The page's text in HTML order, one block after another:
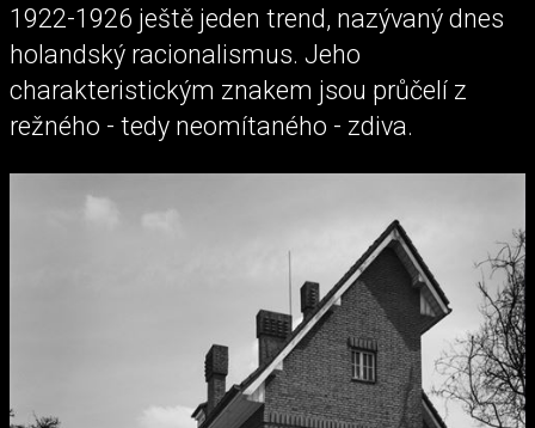
1922-1926 ještě jeden trend, nazývaný dnes
holandský racionalismus. Jeho
charakteristickým znakem jsou průčelí z
režného - tedy neomítaného - zdiva.